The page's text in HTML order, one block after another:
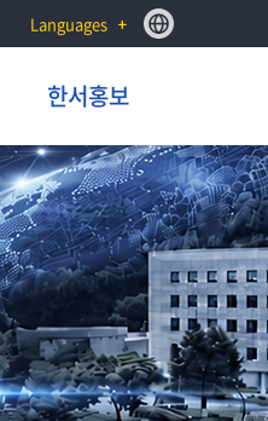
Languages
한서홍보